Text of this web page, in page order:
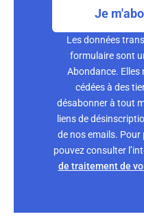
Je
Les données
formulaire sont
Abondance. Elles
cédées à des
désabonner à tout
liens de
de nos emails.
pouvez consulter
de traitement de